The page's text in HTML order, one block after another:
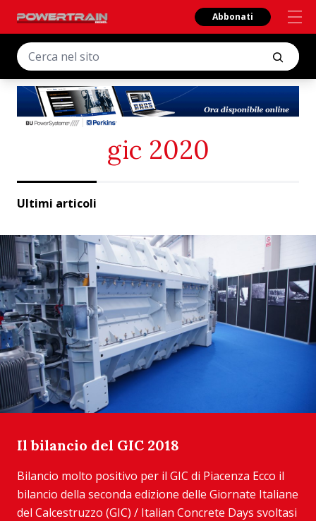
Abbonati
gic 2020
Ultimi articoli
Il bilancio del GIC 2018
Bilancio molto positivo per il GIC di Piacenza Ecco il
bilancio della seconda edizione delle Giornate Italiane
del Calcestruzzo (GIC) / Italian Concrete Days svoltasi